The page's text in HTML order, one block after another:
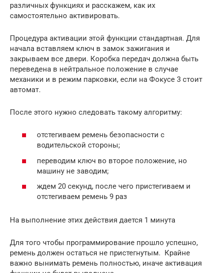
различных функциях и расскажем, как их
самостоятельно активировать.
Процедура активации этой функции стандартная. Для
начала вставляем ключ в замок зажигания и
закрываем все двери. Коробка передач должна быть
переведена в нейтральное положение в случае
механики и в режим парковки, если на Фокусе 3 стоит
автомат.
После этого нужно следовать такому алгоритму:
отстегиваем ремень безопасности с
водительской стороны;
переводим ключ во второе положение, но
машину не заводим;
ждем 20 секунд, после чего пристегиваем и
отстегиваем ремень 9 раз
На выполнение этих действия дается 1 минута
Для того чтобы программирование прошло успешно,
ремень должен остаться не пристегнутым. Крайне
важно вынимать ремень полностью, иначе активация